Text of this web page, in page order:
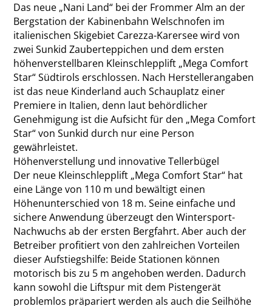
Das neue „Nani Land“ bei der Frommer Alm an der
Berg­station der Kabinenbahn Welschnofen im
italienischen Skigebiet Carezza-Karersee wird von
zwei Sunkid Zauberteppichen und dem ersten
höhenverstellbaren Kleinschlepplift „Mega Comfort
Star“ Südtirols erschlossen. Nach Herstellerangaben
ist das neue Kinderland auch Schauplatz einer
Premiere in Italien, denn laut behördlicher
Genehmigung ist die Aufsicht für den „Mega Comfort
Star“ von Sunkid durch nur eine Person
gewährleistet.
Höhenverstellung und innovative Tellerbügel
Der neue Kleinschlepplift „Mega Comfort Star“ hat
eine Länge von 110 m und bewältigt einen
Höhenunterschied von 18 m. Seine einfache und
sichere Anwendung überzeugt den Wintersport-
Nachwuchs ab der ersten Bergfahrt. Aber auch der
Betreiber profitiert von den zahlreichen Vorteilen
dieser Aufstiegshilfe: Beide Stationen können
motorisch bis zu 5 m angehoben werden. Dadurch
kann sowohl die Liftspur mit dem Pistengerät
problemlos präpariert werden als auch die Seilhöhe